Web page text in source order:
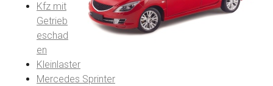
Kfz mit
Getrieb
eschad
en
Kleinlaster
Mercedes Sprinter